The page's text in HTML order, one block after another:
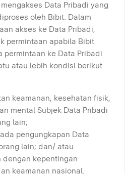
Data Pribadi yang
oleh Bibit. Dalam
akses ke Data Pribadi,
permintaan apabila Bibit
permintaan ke Data Pribadi
atau lebih kondisi berikut
keamanan, kesehatan fisik,
mental Subjek Data Pribadi
lain;
pengungkapan Data
lain; dan/ atau
dengan kepentingan
keamanan nasional.